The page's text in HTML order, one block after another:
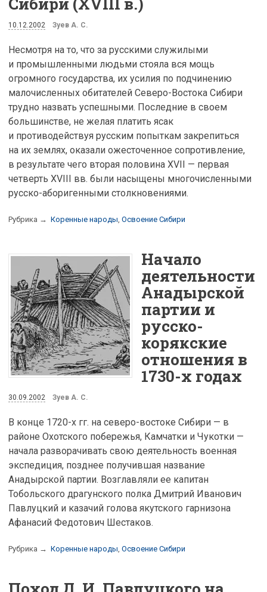
10.12.2002 Зуев А. С.
Несмотря на то, что за русскими служилыми
и промышленными людьми стояла вся мощь
огромного государства, их усилия по подчинению
малочисленных обитателей Северо-Востока Сибири
трудно назвать успешными. Последние в своем
большинстве, не желая платить ясак
и противодействуя русским попыткам закрепиться
на их землях, оказали ожесточенное сопротивление,
в результате чего вторая половина XVII — первая
четверть XVIII вв. были насыщены многочисленными
русско-аборигенными столкновениями.
Рубрика → Коренные народы, Освоение Сибири
Начало
деятельности
Анадырской
партии и
русско-
корякские
отношения в
1730-х годах
30.09.2002 Зуев А. С.
В конце 1720-х гг. на северо-востоке Сибири — в
районе Охотского побережья, Камчатки и Чукотки —
начала разворачивать свою деятельность военная
экспедиция, позднее получившая название
Анадырской партии. Возглавляли ее капитан
Тобольского драгунского полка Дмитрий Иванович
Павлуцкий и казачий голова якутского гарнизона
Афанасий Федотович Шестаков.
Рубрика → Коренные народы, Освоение Сибири